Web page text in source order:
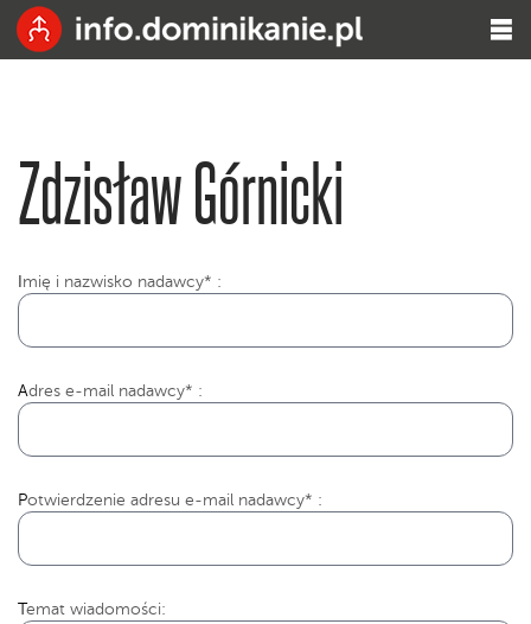
Zdzisław Górnicki
mię i nazwisko nadawcy* :
Adres e-mail nadawcy* :
Potwierdzenie adresu e-mail nadawcy* :
Temat wiadomości: